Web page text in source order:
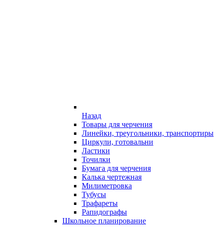
Назад
Товары для черчения
Линейки, треугольники, транспортиры
Циркули, готовальни
Ластики
Точилки
Бумага для черчения
Калька чертежная
Милиметровка
Тубусы
Трафареты
Рапидографы
Школьное планирование